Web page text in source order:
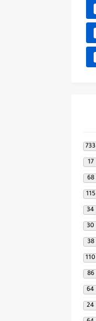
733
17
68
115
34
30
38
110
86
64
24